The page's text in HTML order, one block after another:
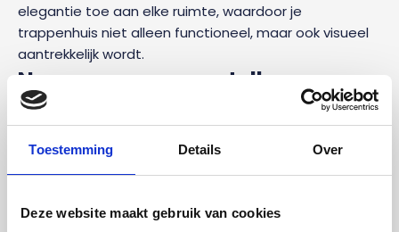
Toestemming Details Over
Deze website maakt gebruik van cookies
elegantie toe aan elke ruimte, waardoor je
trappenhuis niet alleen functioneel, maar ook visueel
aantrekkelijk wordt.
Naar wens samenstellen
Op onze webshop bieden we maatwerkopties aan,
zodat we aan alle verschillende wensen en
samen te stellen. Bepaal de lengte per balustrade en